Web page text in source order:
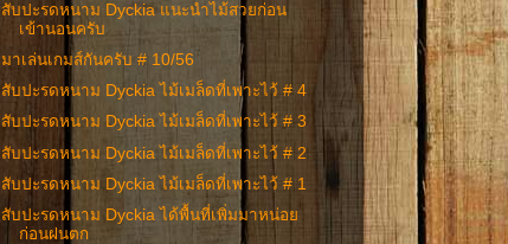
สับปะรดหนาม Dyckia แนะนำไม้สวยก่อน
เข้านอนครับ
มาเล่นเกมส์กันครับ # 10/56
สับปะรดหนาม Dyckia ไม้เมล็ดที่เพาะไว้ # 4
สับปะรดหนาม Dyckia ไม้เมล็ดที่เพาะไว้ # 3
สับปะรดหนาม Dyckia ไม้เมล็ดที่เพาะไว้ # 2
สับปะรดหนาม Dyckia ไม้เมล็ดที่เพาะไว้ # 1
สับปะรดหนาม Dyckia ได้พื้นที่เพิ่มมาหน่อย
ก่อนฝนตก